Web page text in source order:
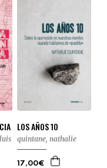
LOS AÑOS 10
quintane, nathalie
17,00€